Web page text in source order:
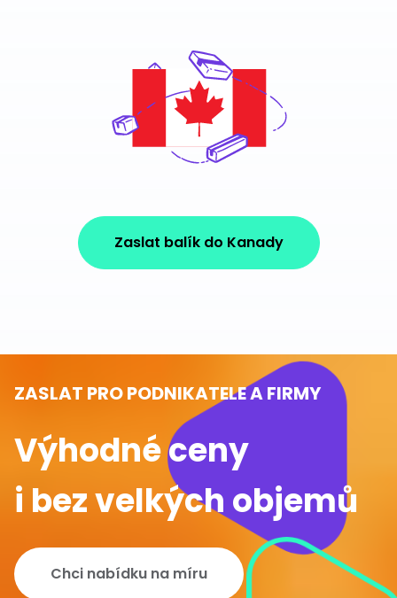
Zaslat balík do Kanady
ZASLAT PRO PODNIKATELE A FIRMY
Výhodné ceny
i bez velkých objemů
Chci nabídku na míru